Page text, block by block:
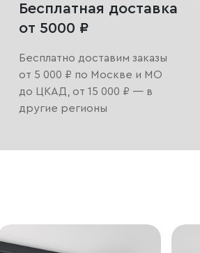
Бесплатная доставка
от 5000 ₽
Бесплатно доставим заказы
от 5 000 ₽ по Москве и МО
до ЦКАД, от 15 000 ₽ — в
другие регионы